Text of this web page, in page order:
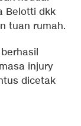
Belotti dkk
tuan rumah.
injury
dicetak